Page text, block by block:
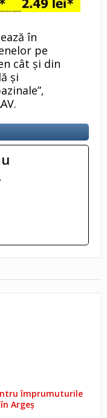
în
pe
cât și din
și
împrumuturile
Argeș